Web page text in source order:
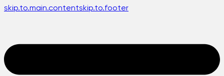
skip.to.main.contentskip.to.footer